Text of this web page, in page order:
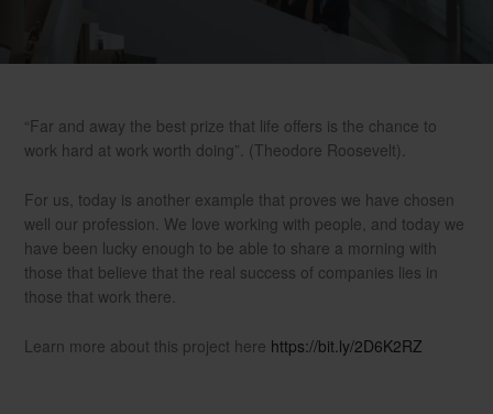
“Far and away the best prize that life offers is the chance to
work hard at work worth doing”. (Theodore Roosevelt).
For us, today is another example that proves we have chosen
well our profession. We love working with people, and today we
have been lucky enough to be able to share a morning with
those that believe that the real success of companies lies in
those that work there.
Learn more about this project here https://bit.ly/2D6K2RZ